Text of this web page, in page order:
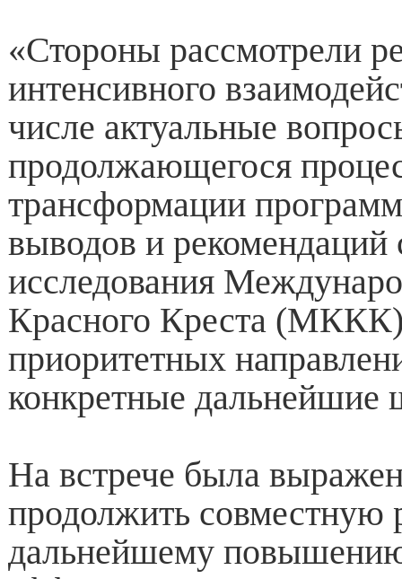
«Стороны рассмотрели
интенсивного
числе актуальные
продолжающегося
трансформации
выводов и рекомендаций
исследования
Красного Креста
приоритетных
конкретные дальнейшие
На встрече была
продолжить совместную
дальнейшему